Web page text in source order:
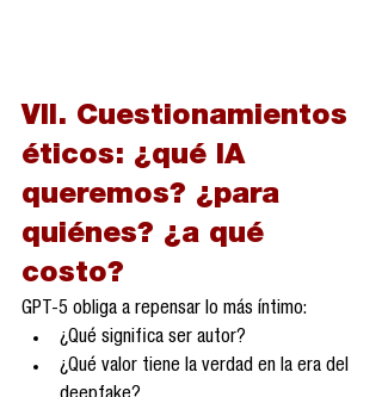
VII. Cuestionamientos
éticos: ¿qué IA
queremos? ¿para
quiénes? ¿a qué
costo?
GPT-5 obliga a repensar lo más íntimo:
¿Qué significa ser autor?
¿Qué valor tiene la verdad en la era del